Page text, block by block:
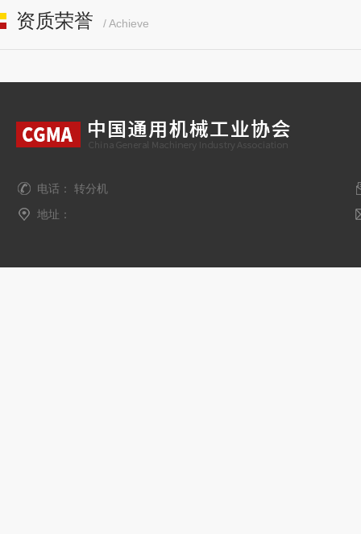
资质荣誉 / Achieve
电话： 转分机
地址：